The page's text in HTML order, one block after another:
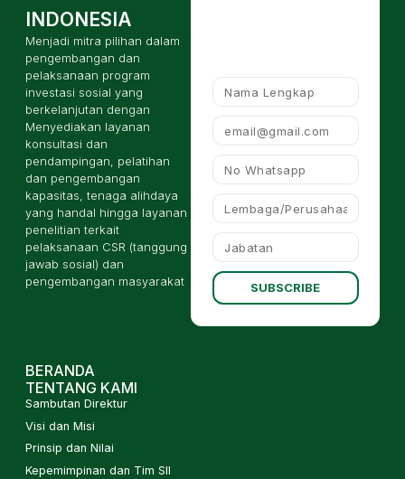
INDONESIA
Menjadi mitra pilihan dalam
pengembangan dan
pelaksanaan program
investasi sosial yang
berkelanjutan dengan
Menyediakan layanan
konsultasi dan
pendampingan, pelatihan
dan pengembangan
kapasitas, tenaga alihdaya
yang handal hingga layanan
penelitian terkait
pelaksanaan CSR (tanggung
jawab sosial) dan
pengembangan masyarakat
SUBSCRIBE
BERANDA
TENTANG KAMI
Sambutan Direktur
Visi dan Misi
Prinsip dan Nilai
Kepemimpinan dan Tim SII